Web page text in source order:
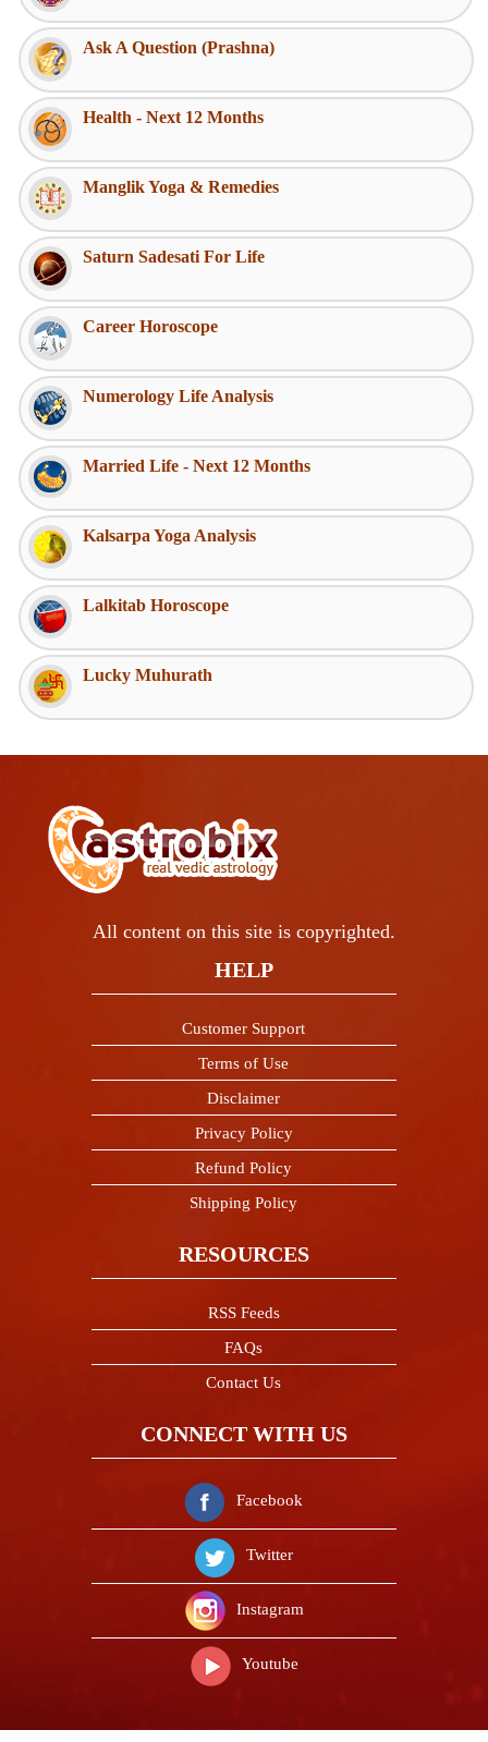
Ask A Question (Prashna)
Health - Next 12 Months
Manglik Yoga & Remedies
Saturn Sadesati For Life
Career Horoscope
Numerology Life Analysis
Married Life - Next 12 Months
Kalsarpa Yoga Analysis
Lalkitab Horoscope
Lucky Muhurath
All content on this site is copyrighted.
HELP
Customer Support
Terms of Use
Disclaimer
Privacy Policy
Refund Policy
Shipping Policy
RESOURCES
RSS Feeds
FAQs
Contact Us
CONNECT WITH US
Facebook
Twitter
Instagram
Youtube